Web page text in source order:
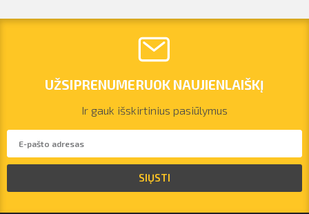
vilnius@arsenalrent.com
UŽSIPRENUMERUOK NAUJIENLAIŠKĮ
Ir gauk išskirtinius pasiūlymus
SIŲSTI